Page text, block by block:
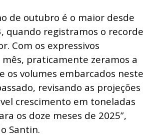
de outubro é o maior desde
quando registramos o recorde
Com os expressivos
praticamente zeramos a
os volumes embarcados neste
revisando as projeções
crescimento em toneladas
os doze meses de 2025”,
Santin.